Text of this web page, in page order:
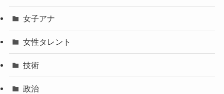
女子アナ
女性タレント
技術
政治